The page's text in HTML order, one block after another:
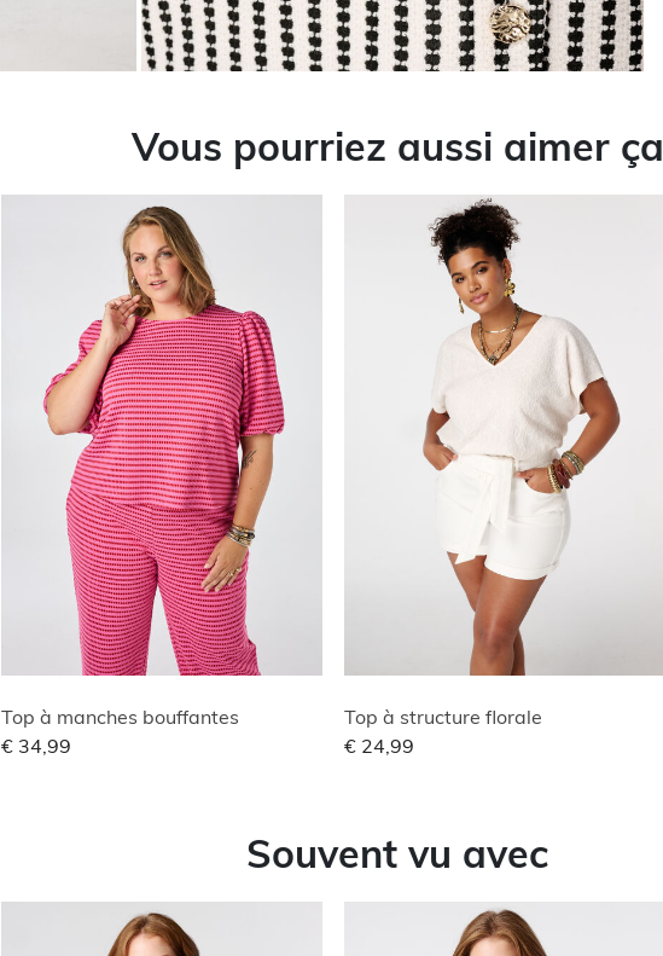
Vous pourriez aussi aimer ça
Top à manches bouffantes
€ 34,99
Top à structure florale
€ 24,99
Souvent vu avec